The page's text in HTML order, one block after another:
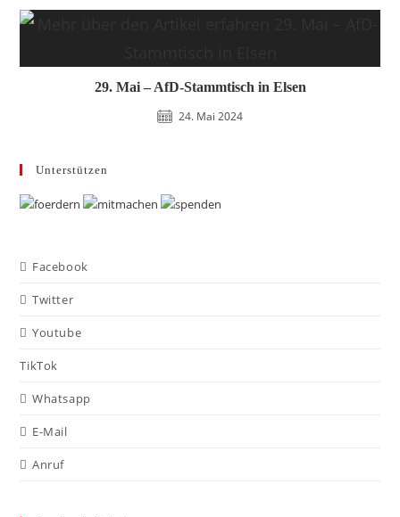
29. Mai – AfD-Stammtisch in Elsen
24. Mai 2024
Unterstützen
Facebook
Twitter
Youtube
TikTok
Whatsapp
E-Mail
Anruf